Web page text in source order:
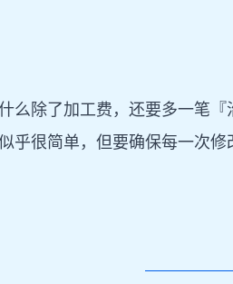
么除了加工费，还要多一笔
乎很简单，但要确保每一